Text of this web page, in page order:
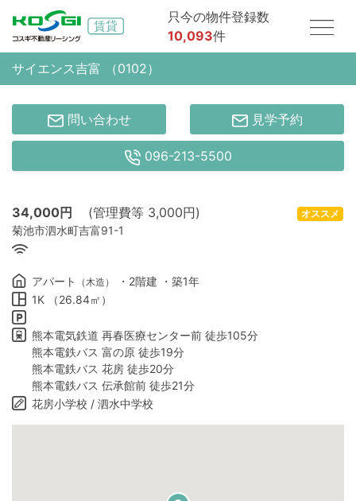
只今の物件登録数
10,093件
サイエンス吉富 （0102）
問い合わせ 見学予約
096-213-5500
34,000円 (管理費等 3,000円)
菊池市泗水町吉富91-1
オススメ
アパート （木造）
・2階建 ・築1年
1K （26.84㎡）
熊本電気鉄道 再春医療センター前 徒歩105分
熊本電鉄バス 富の原 徒歩19分
熊本電鉄バス 花房 徒歩20分
熊本電鉄バス 伝承館前 徒歩21分
花房小学校 / 泗水中学校